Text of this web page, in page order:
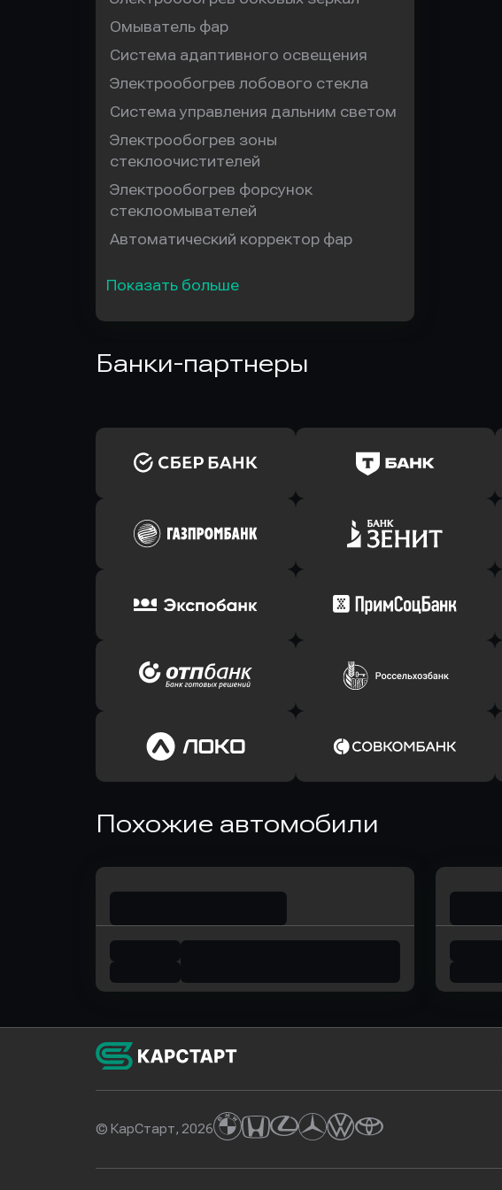
Омыватель фар
Система адаптивного освещения
Электрообогрев лобового стекла
Система управления дальним светом
Электрообогрев зоны
стеклоочистителей
Электрообогрев форсунок
стеклоомывателей
Автоматический корректор фар
Показать больше
Банки-партнеры
Оправить заявку
в Сбербанк
Оправить заявку
в Т-Банк (Тинькофф)
в Газпромбанк
Оправить заявку
в Зенит Банк
Оправить заявку
в Экспобанк
Оправить заявку
в Примсоцбанк
Оправить заявку
в ОТП БАНК
Оправить заявку
в РоссельхозБанк
в Локо-Банк
в Совкомбанк
Похожие автомобили
© КарСтарт, 2026